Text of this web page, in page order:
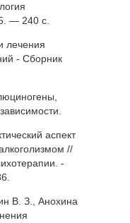
— 240 с.
лечения
- Сборник
аспект
//
-
В. З., Анохина